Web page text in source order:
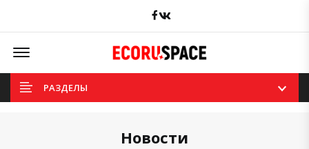
Facebook
Offcanvas Menu Open
РАЗДЕЛЫ
Новости